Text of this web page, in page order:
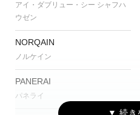
アイ・ダブリュー・シー シャフハ
ウゼン
NORQAIN
ノルケイン
PANERAI
パネライ